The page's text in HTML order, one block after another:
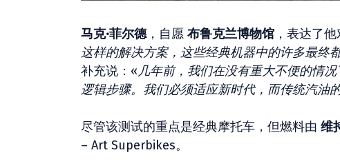
马克·菲尔德，自愿 布鲁克兰博物馆 ，表达了
这样的解决方案，这些经典机器中的许多最终
补充说：«几年前，我们在没有重大不便的情
逻辑步骤。我们必须适应新时代，而传统汽油
尽管该测试的重点是经典摩托车，但燃料由 维
– Art Superbikes。